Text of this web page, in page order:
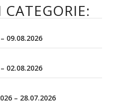
09.08.2026
02.08.2026
– 28.07.2026